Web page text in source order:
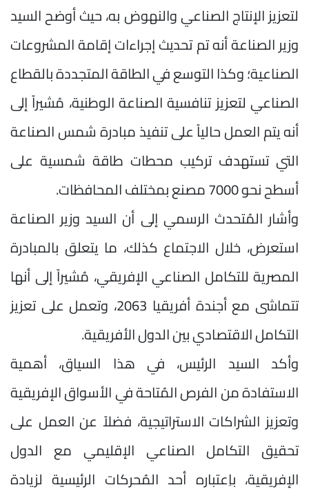
لتعزيز الإنتاج الصناعي والنهوض به، حيث أوضح السيد
وزير الصناعة أنه تم تحديث إجراءات إقامة المشروعات
الصناعية؛ وكذا التوسع في الطاقة المتجددة بالقطاع
الصناعي لتعزيز تنافسية الصناعة الوطنية، مُشيراً إلى
أنه يتم العمل حالياً على تنفيذ مبادرة شمس الصناعة
التي تستهدف تركيب محطات طاقة شمسية على
أسطح نحو 7000 مصنع بمختلف المحافظات.
وأشار المُتحدث الرسمي إلى أن السيد وزير الصناعة
استعرض، خلال الاجتماع كذلك، ما يتعلق بالمبادرة
المصرية للتكامل الصناعي الإفريقي، مُشيراً إلى أنها
تتماشى مع أجندة أفريقيا 2063، وتعمل على تعزيز
التكامل الاقتصادي بين الدول الأفريقية.
وأكد السيد الرئيس، في هذا السياق، أهمية
الاستفادة من الفرص المُتاحة في الأسواق الإفريقية
وتعزيز الشراكات الاستراتيجية، فضلاً عن العمل على
تحقيق التكامل الصناعي الإقليمي مع الدول
الإفريقية، باِعتباره أحد المُحركات الرئيسية لزيادة